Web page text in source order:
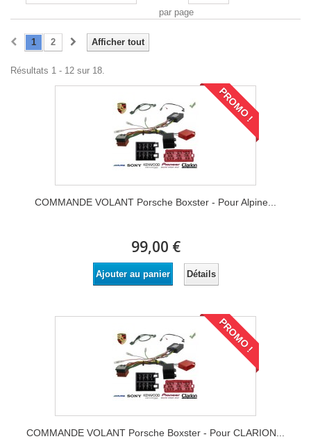
par page
Afficher tout
1 2
Résultats 1 - 12 sur 18.
PROMO !
COMMANDE VOLANT Porsche Boxster - Pour Alpine...
99,00 €
Ajouter au panier Détails
PROMO !
COMMANDE VOLANT Porsche Boxster - Pour CLARION...